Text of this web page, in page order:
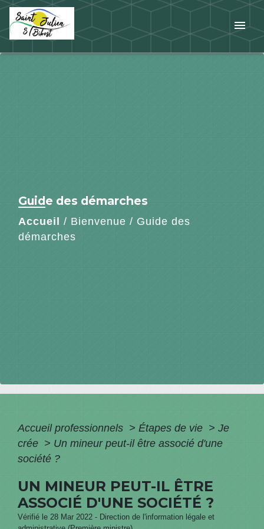
menu
Guide des démarches
Accueil / Bienvenue / Guide des
démarches
Accueil professionnels > Étapes de vie > Je
crée > Un mineur peut-il être associé d'une
société ?
UN MINEUR PEUT-IL ÊTRE
ASSOCIÉ D'UNE SOCIÉTÉ ?
Vérifié le 28 Mar 2022 - Direction de l'information légale et